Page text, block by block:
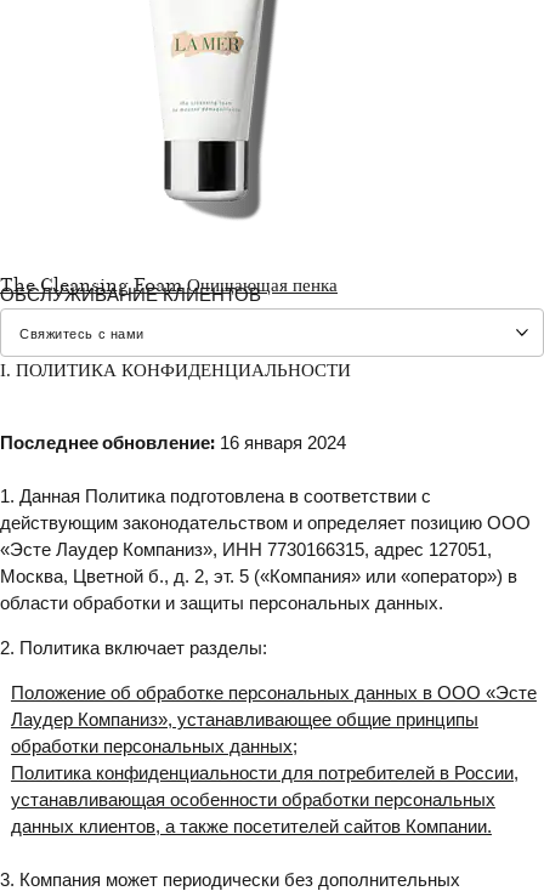
The Cleansing Foam Очищающая пенка
ОБСЛУЖИВАНИЕ КЛИЕНТОВ
I. ПОЛИТИКА КОНФИДЕНЦИАЛЬНОСТИ
Последнее обновление: 16 января 2024
1. Данная Политика подготовлена в соответствии с
действующим законодательством и определяет позицию ООО
«Эсте Лаудер Компаниз», ИНН 7730166315, адрес 127051,
Москва, Цветной б., д. 2, эт. 5 («Компания» или «оператор») в
области обработки и защиты персональных данных.
2. Политика включает разделы:
Положение об обработке персональных данных в ООО «Эсте
Лаудер Компаниз», устанавливающее общие принципы
обработки персональных данных;
Политика конфиденциальности для потребителей в России,
устанавливающая особенности обработки персональных
данных клиентов, а также посетителей сайтов Компании.
3. Компания может периодически без дополнительных